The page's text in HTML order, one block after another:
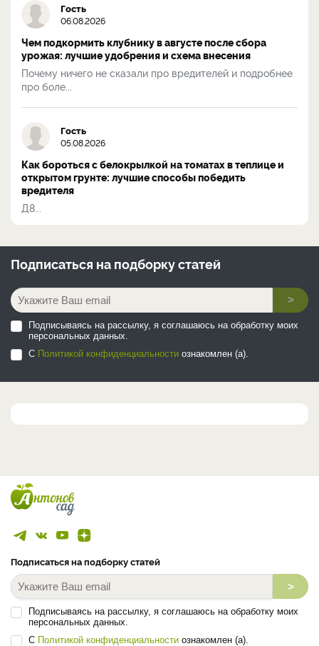
Гость
06.08.2026
Чем подкормить клубнику в августе после сбора
урожая: лучшие удобрения и схема внесения
Почему ничего не сказали про вредителей и подробнее
про боле...
Гость
05.08.2026
Как бороться с белокрылкой на томатах в теплице и
открытом грунте: лучшие способы победить
вредителя
Д8...
Подписаться на подборку статей
>
Подписываясь на рассылку, я соглашаюсь на обработку моих
персональных данных.
С Политикой конфиденциальности ознакомлен (а).
Подписаться на подборку статей
>
Подписываясь на рассылку, я соглашаюсь на обработку моих
персональных данных.
С Политикой конфиденциальности ознакомлен (а).